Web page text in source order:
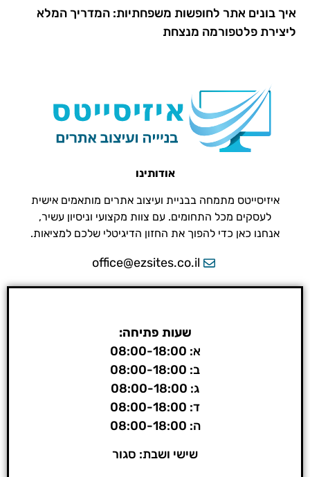
איך בונים אתר לחופשות משפחתיות: המדריך המלא
ליצירת פלטפורמה מנצחת
אודותינו
איזיסייטס מתמחה בבניית ועיצוב אתרים מותאמים אישית
לעסקים מכל התחומים. עם צוות מקצועי וניסיון עשיר,
אנחנו כאן כדי להפוך את החזון הדיגיטלי שלכם למציאות.
office@ezsites.co.il
שעות פתיחה:
א: 08:00-18:00
ב: 08:00-18:00
ג: 08:00-18:00
ד: 08:00-18:00
ה: 08:00-18:00
שישי ושבת: סגור